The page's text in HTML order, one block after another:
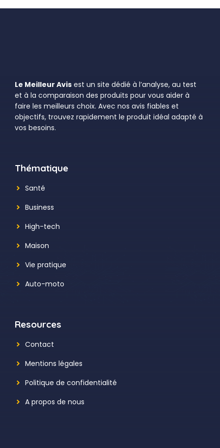
Le Meilleur Avis est un site dédié à l’analyse, au test
et à la comparaison des produits pour vous aider à
faire les meilleurs choix. Avec nos avis fiables et
objectifs, trouvez rapidement le produit idéal adapté à
vos besoins.
Thématique
Santé
Business
High-tech
Maison
Vie pratique
Auto-moto
Resources
Contact
Mentions légales
Politique de confidentialité
A propos de nous